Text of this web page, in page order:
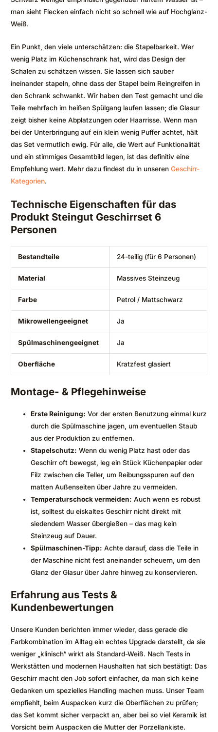
man sieht Flecken einfach nicht so schnell wie auf Hochglanz-
Weiß.
Ein Punkt, den viele unterschätzen: die Stapelbarkeit. Wer
wenig Platz im Küchenschrank hat, wird das Design der
Schalen zu schätzen wissen. Sie lassen sich sauber
ineinander stapeln, ohne dass der Stapel beim Reingreifen in
den Schrank schwankt. Wir haben den Test gemacht und die
Teile mehrfach im heißen Spülgang laufen lassen; die Glasur
zeigt bisher keine Abplatzungen oder Haarrisse. Wenn man
bei der Unterbringung auf ein klein wenig Puffer achtet, hält
das Set vermutlich ewig. Für alle, die Wert auf Funktionalität
und ein stimmiges Gesamtbild legen, ist das definitiv eine
Empfehlung wert. Mehr dazu findest du in unseren Geschirr-
Kategorien.
Technische Eigenschaften für das
Produkt Steingut Geschirrset 6
Personen
Bestandteile 24-teilig (für 6 Personen)
Material Massives Steinzeug
Farbe Petrol / Mattschwarz
Mikrowellengeeignet Ja
Spülmaschinengeeignet Ja
Oberfläche Kratzfest glasiert
Montage- & Pflegehinweise
Erste Reinigung: Vor der ersten Benutzung einmal kurz
durch die Spülmaschine jagen, um eventuellen Staub
aus der Produktion zu entfernen.
Stapelschutz: Wenn du wenig Platz hast oder das
Geschirr oft bewegst, leg ein Stück Küchenpapier oder
Filz zwischen die Teller, um Reibungsspuren auf den
matten Außenseiten über Jahre zu vermeiden.
Temperaturschock vermeiden: Auch wenn es robust
ist, solltest du eiskaltes Geschirr nicht direkt mit
siedendem Wasser übergießen – das mag kein
Steinzeug auf Dauer.
Spülmaschinen-Tipp: Achte darauf, dass die Teile in
der Maschine nicht fest aneinander scheuern, um den
Glanz der Glasur über Jahre hinweg zu konservieren.
Erfahrung aus Tests &
Kundenbewertungen
Unsere Kunden berichten immer wieder, dass gerade die
Farbkombination im Alltag ein echtes Upgrade darstellt, da sie
weniger „klinisch“ wirkt als Standard-Weiß. Nach Tests in
Werkstätten und modernen Haushalten hat sich bestätigt: Das
Geschirr macht den Job sofort einfacher, da man sich keine
Gedanken um spezielles Handling machen muss. Unser Team
empfiehlt, beim Auspacken kurz die Oberflächen zu prüfen;
das Set kommt sicher verpackt an, aber bei so viel Keramik ist
Vorsicht beim Auspacken die Mutter der Porzellankiste.